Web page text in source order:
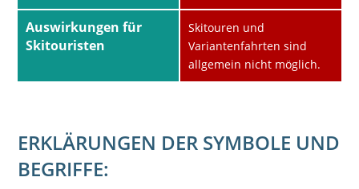
Auswirkungen für
Skitouristen
Skitouren und
Variantenfahrten sind
allgemein nicht möglich.
ERKLÄRUNGEN DER SYMBOLE UND
BEGRIFFE: